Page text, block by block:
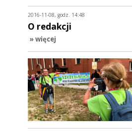
2016-11-08, godz. 14:48
O redakcji
» więcej